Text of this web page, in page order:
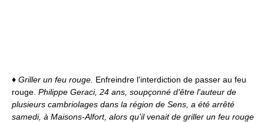
♦ Griller un feu rouge. Enfreindre l'interdiction de passer au feu
rouge. Philippe Geraci, 24 ans, soupçonné d'être l'auteur de
plusieurs cambriolages dans la région de Sens, a été arrêté
samedi, à Maisons-Alfort, alors qu'il venait de griller un feu rouge